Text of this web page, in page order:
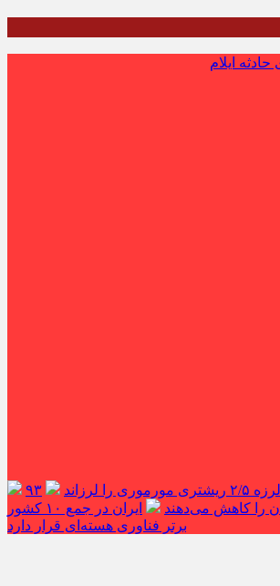
را لرزاند
۹۳
را کاهش می‌دهند
ایران در جمع ۱۰ کشور
برتر فناوری هسته‌ای قرار دارد